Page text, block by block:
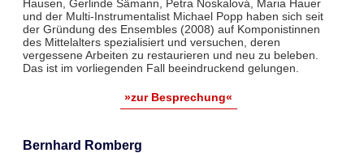
Hausen, Gerlinde Sämann, Petra Noskalová, Maria Hauer
und der Multi-Instrumentalist Michael Popp haben sich seit
der Gründung des Ensembles (2008) auf Komponistinnen
des Mittelalters spezialisiert und versuchen, deren
vergessene Arbeiten zu restaurieren und neu zu beleben.
Das ist im vorliegenden Fall beeindruckend gelungen.
»zur Besprechung«
Bernhard Romberg